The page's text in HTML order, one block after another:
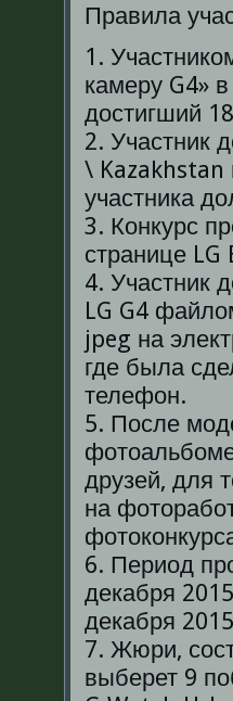
Правила
1.
камеру G4»
достигший
2. Участник
\ Kazakhstan
участника
3. Конкурс
странице
4. Участник
LG G4
jpeg на
где была
телефон.
5. После
друзей, для
на
6. Период
декабря
декабря
7. Жюри,
выберет 9